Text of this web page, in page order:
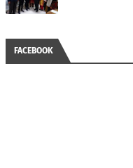
FACEBOOK